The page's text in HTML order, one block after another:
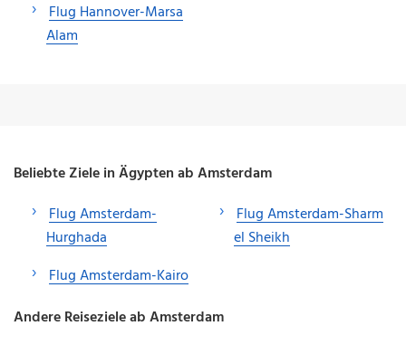
Flug Hannover-Marsa
Alam
Beliebte Ziele in Ägypten ab Amsterdam
Flug Amsterdam-
Hurghada
Flug Amsterdam-Kairo
Flug Amsterdam-Sharm
el Sheikh
Andere Reiseziele ab Amsterdam